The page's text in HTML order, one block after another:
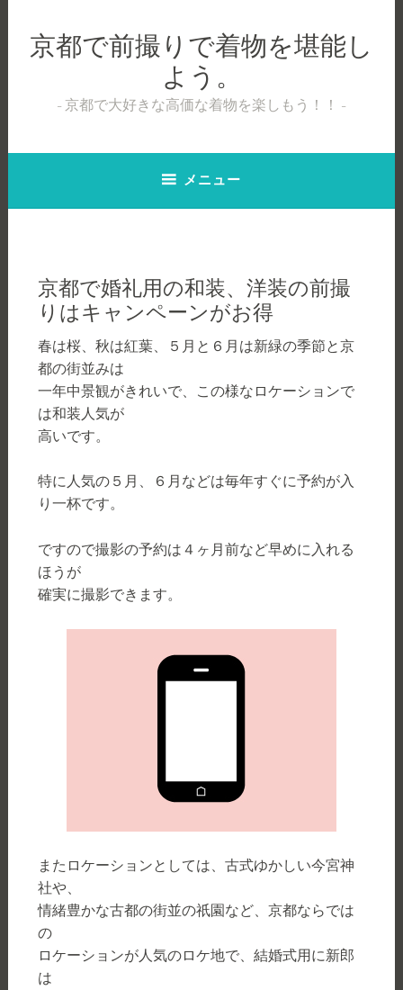
プ
京都で前撮りで着物を堪能し
よう。
京都で大好きな高価な着物を楽しもう！！
メニュー
京都で婚礼用の和装、洋装の前撮
りはキャンペーンがお得
春は桜、秋は紅葉、５月と６月は新緑の季節と京
都の街並みは
一年中景観がきれいで、この様なロケーションで
は和装人気が
高いです。
特に人気の５月、６月などは毎年すぐに予約が入
り一杯です。
ですので撮影の予約は４ヶ月前など早めに入れる
ほうが
確実に撮影できます。
またロケーションとしては、古式ゆかしい今宮神
社や、
情緒豊かな古都の街並の祇園など、京都ならでは
の
ロケーションが人気のロケ地で、結婚式用に新郎
は